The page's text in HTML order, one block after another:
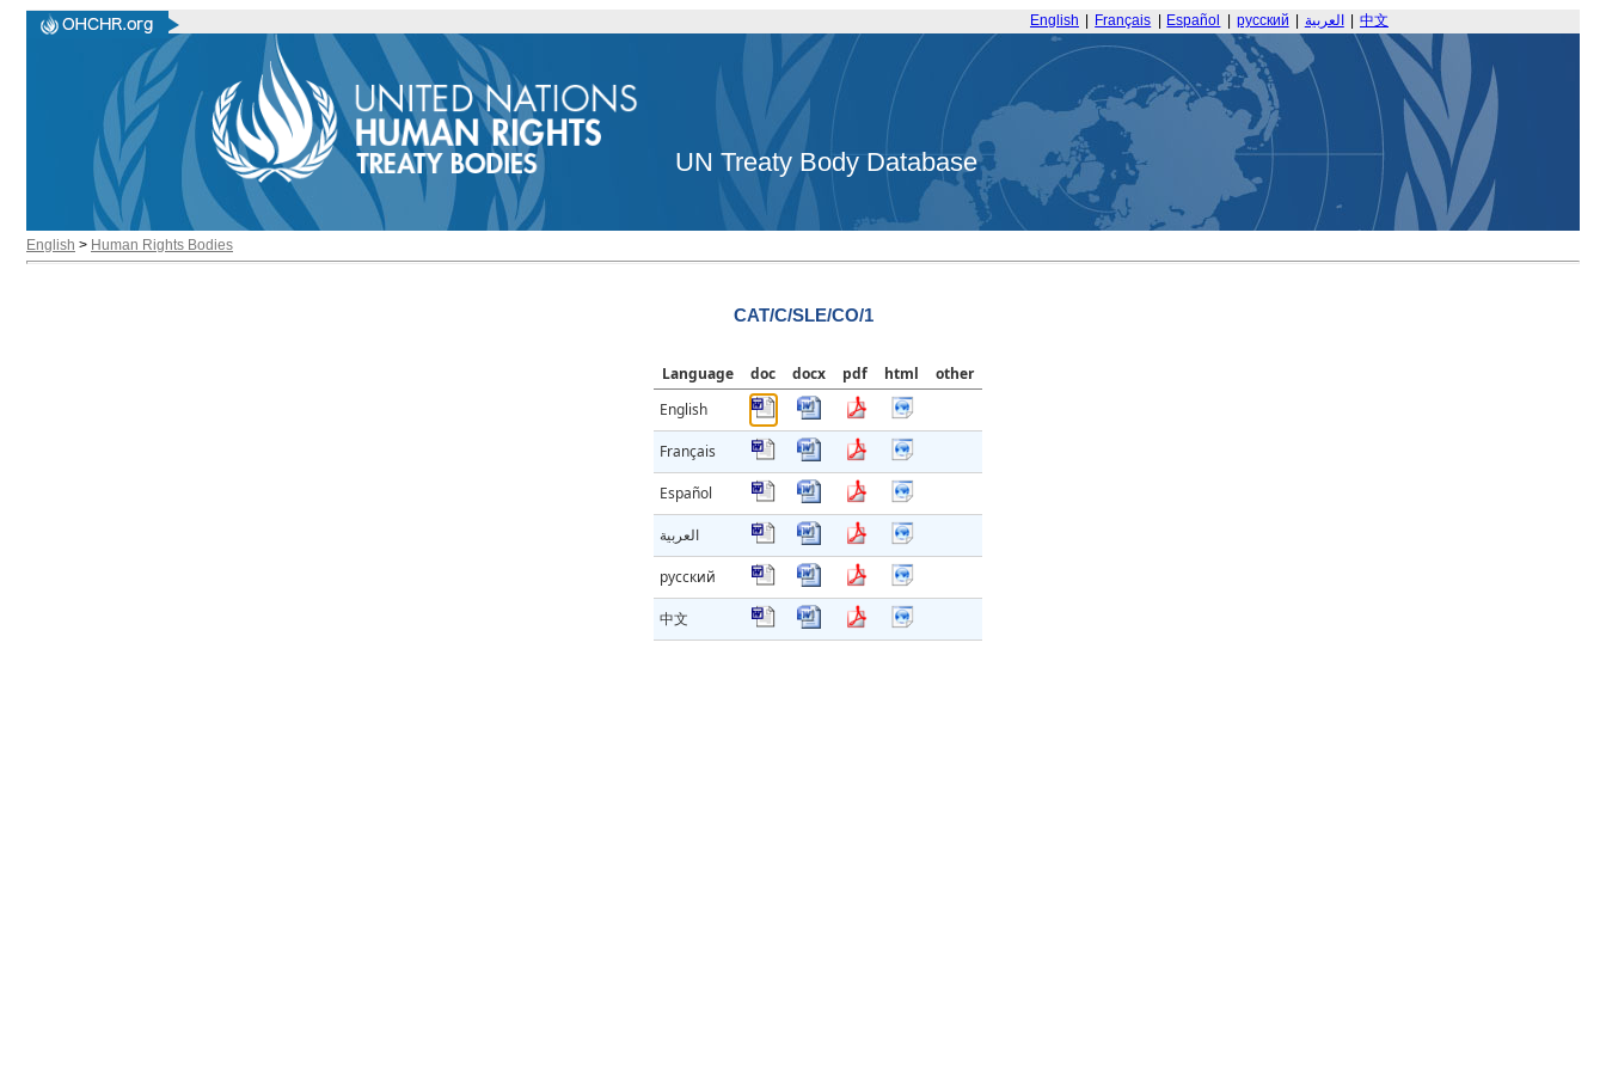
English Français Español русский العربية 中文
UN Treaty Body Database
English > Human Rights Bodies
CAT/C/SLE/CO/1
Language doc docx pdf html
other
English
Français
Español
العربية
русский
中文